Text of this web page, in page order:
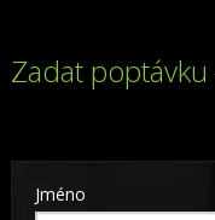
Zadat poptávku
Jméno